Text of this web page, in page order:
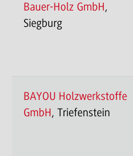
Bauer-Holz GmbH,
Siegburg
BAYOU Holzwerkstoffe
GmbH, Triefenstein